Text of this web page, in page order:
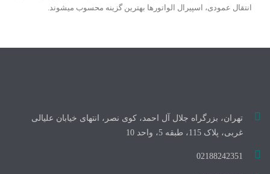
انتقال عمودی، اسپیرال الواتورها بهترین گزینه محسوب میشوند.
تهران، بزرگراه جلال آل احمد، کوی نصر، انتهای خیابان علیالی
غربی، پلاک 115، طبقه 5، واحد 10
02188242351